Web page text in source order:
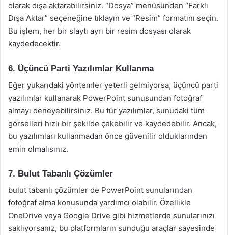
olarak dışa aktarabilirsiniz. “Dosya” menüsünden “Farklı
Dışa Aktar” seçeneğine tıklayın ve “Resim” formatını seçin.
Bu işlem, her bir slaytı ayrı bir resim dosyası olarak
kaydedecektir.
6. Üçüncü Parti Yazılımlar Kullanma
Eğer yukarıdaki yöntemler yeterli gelmiyorsa, üçüncü parti
yazılımlar kullanarak PowerPoint sunusundan fotoğraf
almayı deneyebilirsiniz. Bu tür yazılımlar, sunudaki tüm
görselleri hızlı bir şekilde çekebilir ve kaydedebilir. Ancak,
bu yazılımları kullanmadan önce güvenilir olduklarından
emin olmalısınız.
7. Bulut Tabanlı Çözümler
bulut tabanlı çözümler de PowerPoint sunularından
fotoğraf alma konusunda yardımcı olabilir. Özellikle
OneDrive veya Google Drive gibi hizmetlerde sunularınızı
saklıyorsanız, bu platformların sunduğu araçlar sayesinde